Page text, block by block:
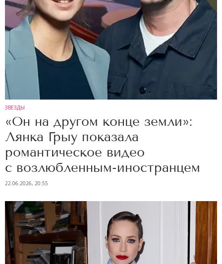
ЗВЕЗДЫ
«Он на другом конце земли»:
Лянка Грыу показала
романтическое видео
с возлюбленным-иностранцем
22.06.2026, 20:55